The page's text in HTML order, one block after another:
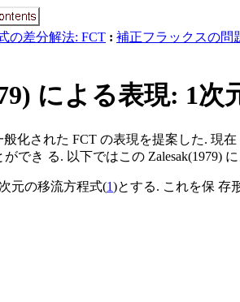
の差分解法: FCT : 補正フラックスの問
による表現: 1次
般化された FCT の表現を提案した. 現
でき る. 以下ではこの Zalesak(1979)
元の移流方程式(1)とする. これを保 存